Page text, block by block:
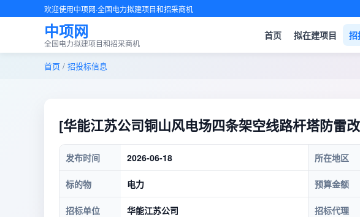
欢迎使用中项网·全国电力拟建项目和招采商机
中项网
全国电力拟建项目和招采商机
首页 拟在建项目 招
首页 / 招投标信息
[华能江苏公司铜山风电场四条架空线路杆塔防雷
发布时间 2026-06-18 所在地区
标的物 电力 预算金额
招标单位 华能江苏公司 招标代理